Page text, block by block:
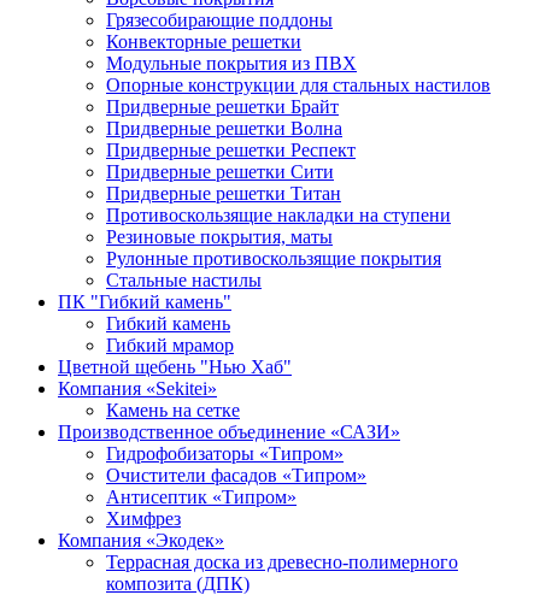
Грязесобирающие поддоны
Конвекторные решетки
Модульные покрытия из ПВХ
Опорные конструкции для стальных настилов
Придверные решетки Брайт
Придверные решетки Волна
Придверные решетки Респект
Придверные решетки Сити
Придверные решетки Титан
Противоскользящие накладки на ступени
Резиновые покрытия, маты
Рулонные противоскользящие покрытия
Стальные настилы
ПК "Гибкий камень"
Гибкий камень
Гибкий мрамор
Цветной щебень "Нью Хаб"
Компания «Sekitei»
Камень на сетке
Производственное объединение «САЗИ»
Гидрофобизаторы «Типром»
Очистители фасадов «Типром»
Антисептик «Типром»
Химфрез
Компания «Экодек»
Террасная доска из древесно-полимерного
композита (ДПК)